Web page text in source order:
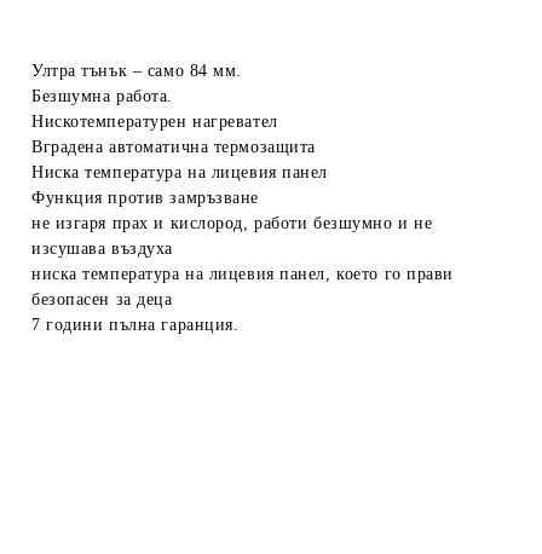
Ултра тънък – само 84 мм.
Безшумна работа.
Нискотемпературен нагревател
Вградена автоматична термозащита
Ниска температура на лицевия панел
Функция против замръзване
не изгаря прах и кислород, работи безшумно и не
изсушава въздуха
ниска температура на лицевия панел, което го прави
безопасен за деца
7 години пълна гаранция.